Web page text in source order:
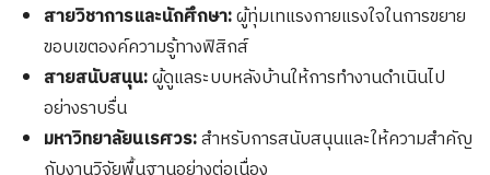
สายวิชาการและนักศึกษา:ผู้ทุ่มเทแรงกายแรงใจในการขยาย
ขอบเขตองค์ความรู้ทางฟิสิกส์
สายสนับสนุน:ผู้ดูแลระบบหลังบ้านให้การทำงานดำเนินไป
อย่างราบรื่น
มหาวิทยาลัยนเรศวร:สำหรับการสนับสนุนและให้ความสำคัญ